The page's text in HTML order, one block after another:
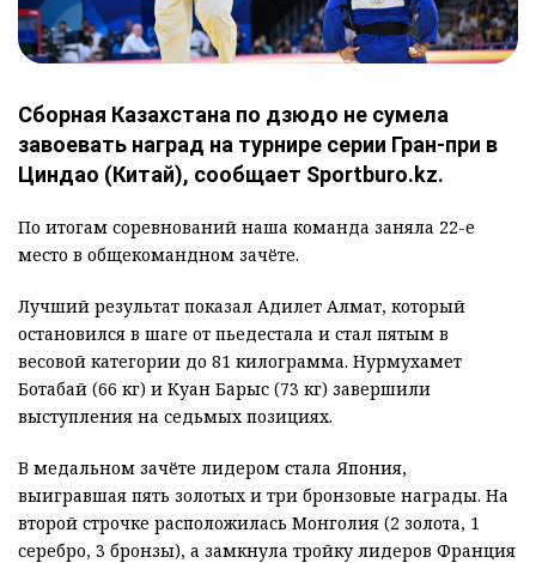
Сборная Казахстана по дзюдо не сумела
завоевать наград на турнире серии Гран-при в
Циндао (Китай), сообщает Sportburo.kz.
По итогам соревнований наша команда заняла 22-е
место в общекомандном зачёте.
Лучший результат показал Адилет Алмат, который
остановился в шаге от пьедестала и стал пятым в
весовой категории до 81 килограмма. Нурмухамет
Ботабай (66 кг) и Куан Барыс (73 кг) завершили
выступления на седьмых позициях.
В медальном зачёте лидером стала Япония,
выигравшая пять золотых и три бронзовые награды. На
второй строчке расположилась Монголия (2 золота, 1
серебро, 3 бронзы), а замкнула тройку лидеров Франция